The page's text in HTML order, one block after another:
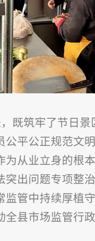
筑牢了节日景
平公正规范文
从业立身的根
出问题专项整
管中持续厚植
县市场监管行